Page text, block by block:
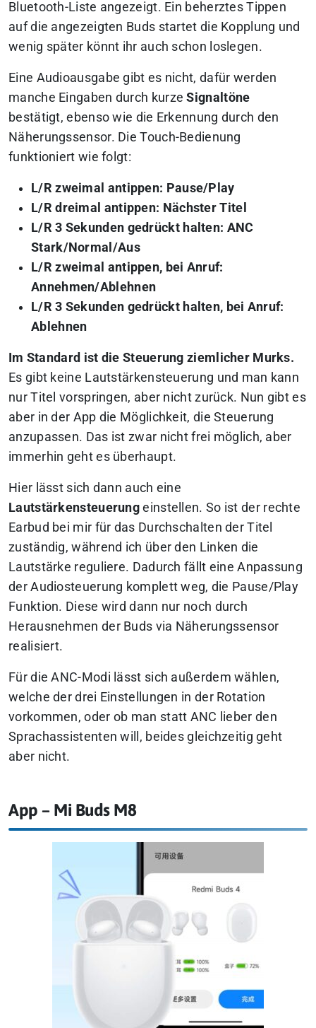
Bluetooth-Liste angezeigt. Ein beherztes Tippen
auf die angezeigten Buds startet die Kopplung und
wenig später könnt ihr auch schon loslegen.
Eine Audioausgabe gibt es nicht, dafür werden
manche Eingaben durch kurzeSignaltöne
bestätigt, ebenso wie die Erkennung durch den
Näherungssensor. Die Touch-Bedienung
funktioniert wie folgt:
L/R zweimal antippen: Pause/Play
L/R dreimal antippen: Nächster Titel
L/R 3 Sekunden gedrückt halten: ANC
Stark/Normal/Aus
L/R zweimal antippen, bei Anruf:
Annehmen/Ablehnen
L/R 3 Sekunden gedrückt halten, bei Anruf:
Ablehnen
Im Standard ist die Steuerung ziemlicher Murks.
Es gibt keine Lautstärkensteuerung und man kann
nur Titel vorspringen, aber nicht zurück. Nun gibt es
aber in der App die Möglichkeit, die Steuerung
anzupassen. Das ist zwar nicht frei möglich, aber
immerhin geht es überhaupt.
Hier lässt sich dann auch eine
Lautstärkensteuerung einstellen. So ist der rechte
Earbud bei mir für das Durchschalten der Titel
zuständig, während ich über den Linken die
Lautstärke reguliere. Dadurch fällt eine Anpassung
der Audiosteuerung komplett weg, die Pause/Play
Funktion. Diese wird dann nur noch durch
Herausnehmen der Buds via Näherungssensor
realisiert.
Für die ANC-Modi lässt sich außerdem wählen,
welche der drei Einstellungen in der Rotation
vorkommen, oder ob man statt ANC lieber den
Sprachassistenten will, beides gleichzeitig geht
aber nicht.
App – Mi Buds M8